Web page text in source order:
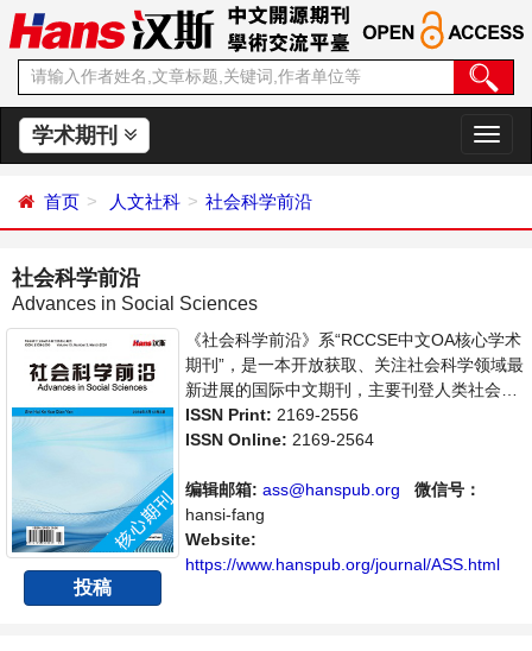
学术期刊
切
换
首页 人文社科 社会科学前沿
社会科学前沿
Advances in Social Sciences
投稿
《社会科学前沿》系“RCCSE中文OA核心学术
期刊”，是一本开放获取、关注社会科学领域最
新进展的国际中文期刊，主要刊登人类社会各
种现象和社会科学理论，包括经济、文化、历
史等社会学学术论文和成果报道及评述。本刊
术，集学术性、思想性为一体，旨在给世界范
围内的社会科学研究者提供一个传播、分享和
讨论社会科学领域内不同方向问题与发展的交
流平台。
ISSN Print: 2169-2556
ISSN Online: 2169-2564
编辑邮箱: ass@hanspub.org
微信号：
hansi-fang
Website:
https://www.hanspub.org/journal/ASS.html